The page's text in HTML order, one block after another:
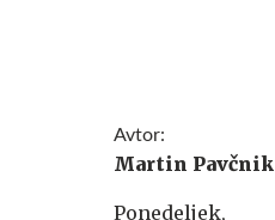
Avtor:
Martin Pavčnik
Ponedeljek,